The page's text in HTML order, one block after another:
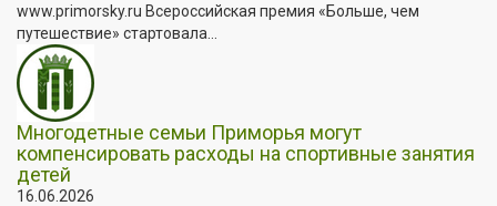
www.primorsky.ru Всероссийская премия «Больше, чем
путешествие» стартовала...
Многодетные семьи Приморья могут
компенсировать расходы на спортивные занятия
детей
16.06.2026